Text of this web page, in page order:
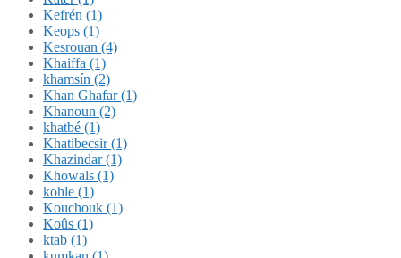
Kefrén (1)
Keops (1)
Kesrouan (4)
Khaiffa (1)
khamsín (2)
Khan Ghafar (1)
Khanoun (2)
khatbé (1)
Khatibecsir (1)
Khazindar (1)
Khowals (1)
kohle (1)
Kouchouk (1)
Koûs (1)
ktab (1)